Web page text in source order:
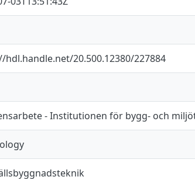
hdl.handle.net/20.500.12380/227884
- Institutionen för bygg- och